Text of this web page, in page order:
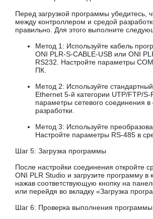
Перед загрузкой программы убедитесь,
между контроллером и средой
правильно. Для этого выполните
Метод 1: Используйте кабель
ONI PLR-S-CABLE-USB или ONI
RS232. Настройте параметры
ПК.
Метод 2: Используйте
Ethernet 5-й категории UTP/FTP/S-
параметры сетевого соединения в
разработки.
Метод 3: Используйте
Настройте параметры RS-485 в
Шаг 5: Загрузка программы
После настройки соединения откройте
ONI PLR Studio и загрузите программу в
нажав соответствующую кнопку на
или перейдя во вкладку «Загрузка
Шаг 6: Проверка выполнения программы